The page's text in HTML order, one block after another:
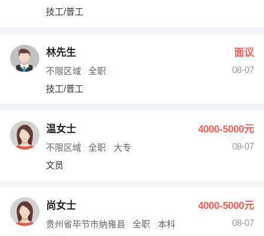
技工/普工
林先生 面议
不限区域 全职
08-07
技工/普工
温女士 4000-5000元
不限区域 全职 大专
08-07
文员
尚女士 4000-5000元
贵州省毕节市纳雍县 全职 本科
08-07